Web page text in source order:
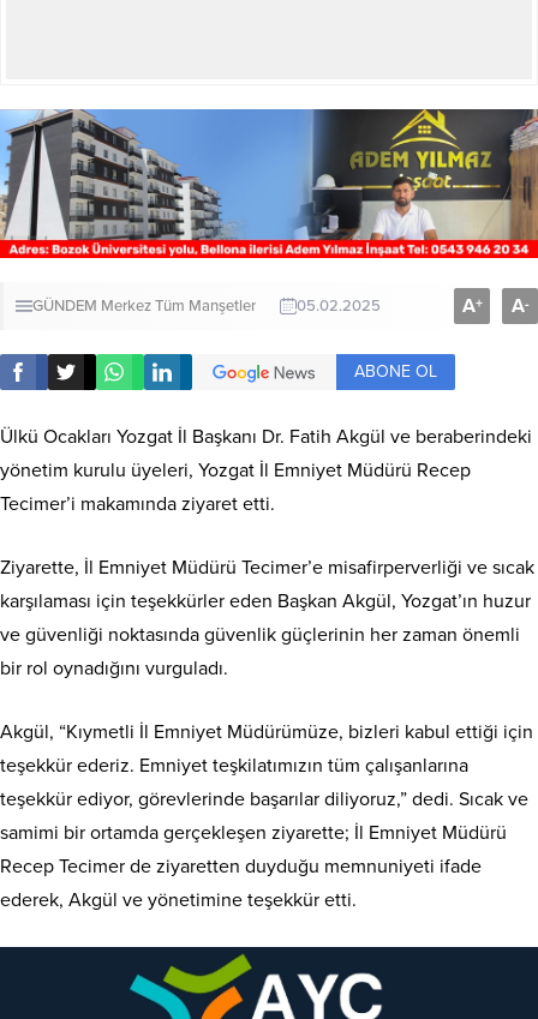
GÜNDEM MerkezTüm Manşetler 05.02.2025 A+ A-
ABONE OL
Ülkü Ocakları Yozgat İl Başkanı Dr. Fatih Akgül ve beraberindeki
yönetim kurulu üyeleri, Yozgat İl Emniyet Müdürü Recep
Tecimer’i makamında ziyaret etti.
Ziyarette, İl Emniyet Müdürü Tecimer’e misafirperverliği ve sıcak
karşılaması için teşekkürler eden Başkan Akgül, Yozgat’ın huzur
ve güvenliği noktasında güvenlik güçlerinin her zaman önemli
bir rol oynadığını vurguladı.
Akgül, “Kıymetli İl Emniyet Müdürümüze, bizleri kabul ettiği için
teşekkür ederiz. Emniyet teşkilatımızın tüm çalışanlarına
teşekkür ediyor, görevlerinde başarılar diliyoruz,” dedi. Sıcak ve
samimi bir ortamda gerçekleşen ziyarette; İl Emniyet Müdürü
Recep Tecimer de ziyaretten duyduğu memnuniyeti ifade
ederek, Akgül ve yönetimine teşekkür etti.